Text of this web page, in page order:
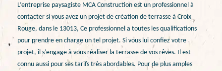
L’entreprise paysagiste MCA Construction est un professionnel à
contacter si vous avez un projet de création de terrasse à Croix
Rouge, dans le 13013, Ce professionnel a toutes les qualifications
pour prendre en charge un tel projet. Si vous lui confiez votre
projet, il s’engage à vous réaliser la terrasse de vos rêves. Il est
connu aussi pour ses tarifs très abordables. Pour de plus amples